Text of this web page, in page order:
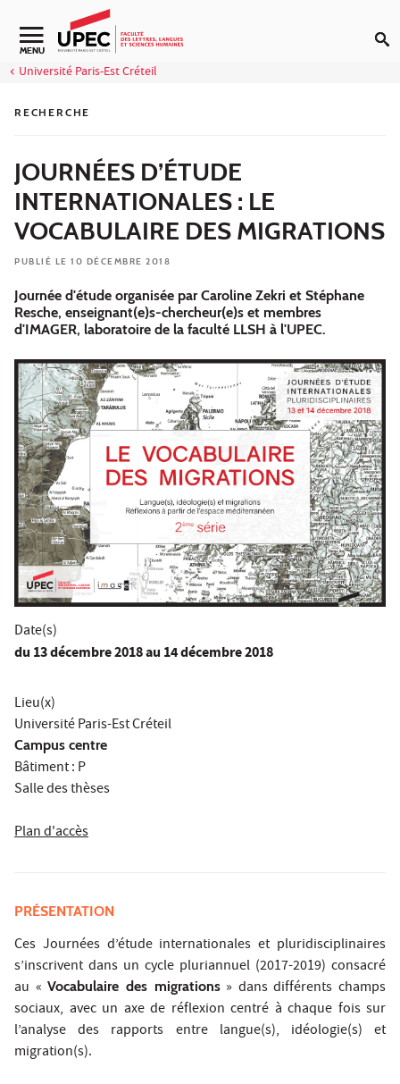
Aller au contenu
Navigation secondaire
MENU
Université Paris-Est Créteil
RECHERCHE
JOURNÉES D’ÉTUDE
INTERNATIONALES : LE
VOCABULAIRE DES MIGRATIONS
PUBLIÉ LE 10 DÉCEMBRE 2018
Journée d'étude organisée par Caroline Zekri et Stéphane
Resche, enseignant(e)s-chercheur(e)s et membres
d'IMAGER, laboratoire de la faculté LLSH à l'UPEC.
Date(s)
du 13 décembre 2018au 14 décembre 2018
Lieu(x)
Université Paris-Est Créteil
Campus centre
Bâtiment : P
Salle des thèses
Plan d'accès
PRÉSENTATION
Ces Journées d’étude internationales et pluridisciplinaires
s’inscrivent dans un cycle pluriannuel (2017-2019) consacré
au «Vocabulaire des migrations» dans différents champs
sociaux, avec un axe de réflexion centré à chaque fois sur
l’analyse des rapports entre langue(s), idéologie(s) et
migration(s).